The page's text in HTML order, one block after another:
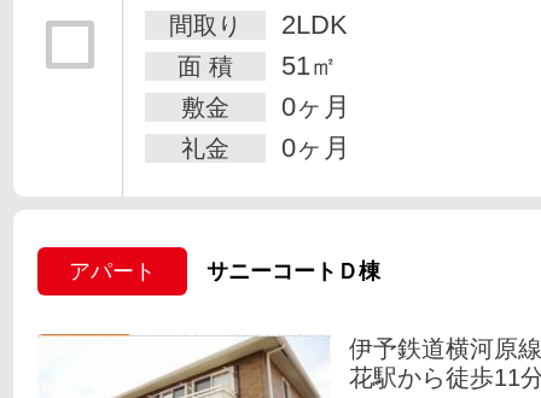
間取り
2LDK
面 積 51㎡
敷金 0ヶ月
礼金 0ヶ月
アパート サニーコートＤ棟
伊予鉄道横河原
花駅から徒歩11